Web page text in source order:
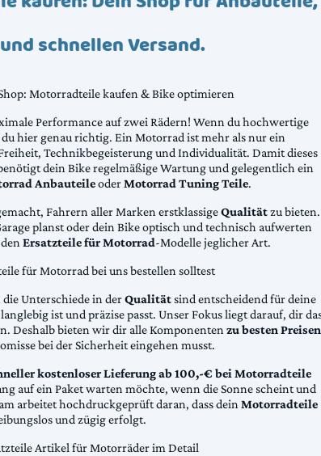
schnellen Versand.
Motorradteile kaufen & Bike optimieren
Performance auf zwei Rädern! Wenn du hochwertige
hier genau richtig. Ein Motorrad ist mehr als nur ein
Technikbegeisterung und Individualität. Damit dieses
dein Bike regelmäßige Wartung und gelegentlich ein
AnbauteileoderMotorrad Tuning Teile.
Fahrern aller Marken erstklassigeQualitätzu bieten.
planst oder dein Bike optisch und technisch aufwerten
Ersatzteile für Motorrad-Modelle jeglicher Art.
für Motorrad bei uns bestellen solltest
Unterschiede in derQualitätsind entscheidend für deine
ist und präzise passt. Unser Fokus liegt darauf, dir
Deshalb bieten wir dir alle Komponentenzu besten Preisen
bei der Sicherheit eingehen musst.
kostenloser Lieferung ab 100,-€ bei Motorradteile
auf ein Paket warten möchte, wenn die Sonne scheint und
arbeitet hochdruckgeprüft daran, dass deinMotorradteile
und zügig erfolgt.
Artikel für Motorräder im Detail